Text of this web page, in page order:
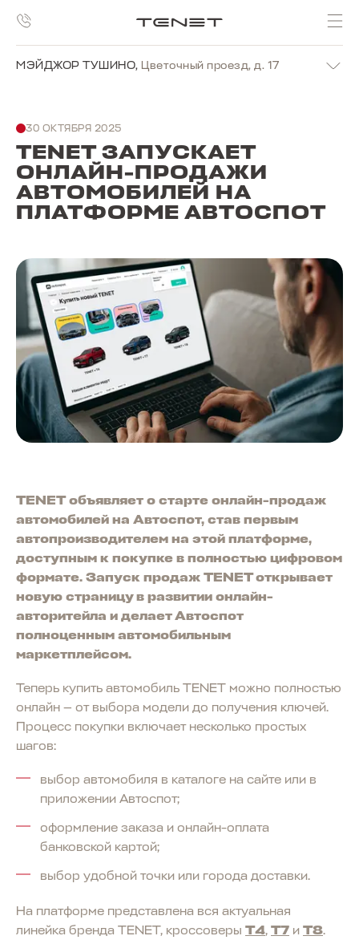
МЭЙДЖОР ТУШИНО, Цветочный проезд, д. 17
30 ОКТЯБРЯ 2025
TENET ЗАПУСКАЕТ
ОНЛАЙН-ПРОДАЖИ
АВТОМОБИЛЕЙ НА
ПЛАТФОРМЕ АВТОСПОТ
TENET объявляет о старте онлайн-продаж
автомобилей на Автоспот, став первым
автопроизводителем на этой платформе,
доступным к покупке в полностью цифровом
формате. Запуск продаж TENET открывает
новую страницу в развитии онлайн-
авторитейла и делает Автоспот
полноценным автомобильным
маркетплейсом.
Теперь купить автомобиль TENET можно полностью
онлайн — от выбора модели до получения ключей.
Процесс покупки включает несколько простых
шагов:
выбор автомобиля в каталоге на сайте или в
приложении Автоспот;
оформление заказа и онлайн-оплата
банковской картой;
выбор удобной точки или города доставки.
На платформе представлена вся актуальная
линейка бренда TENET, кроссоверы T4, T7 и T8.